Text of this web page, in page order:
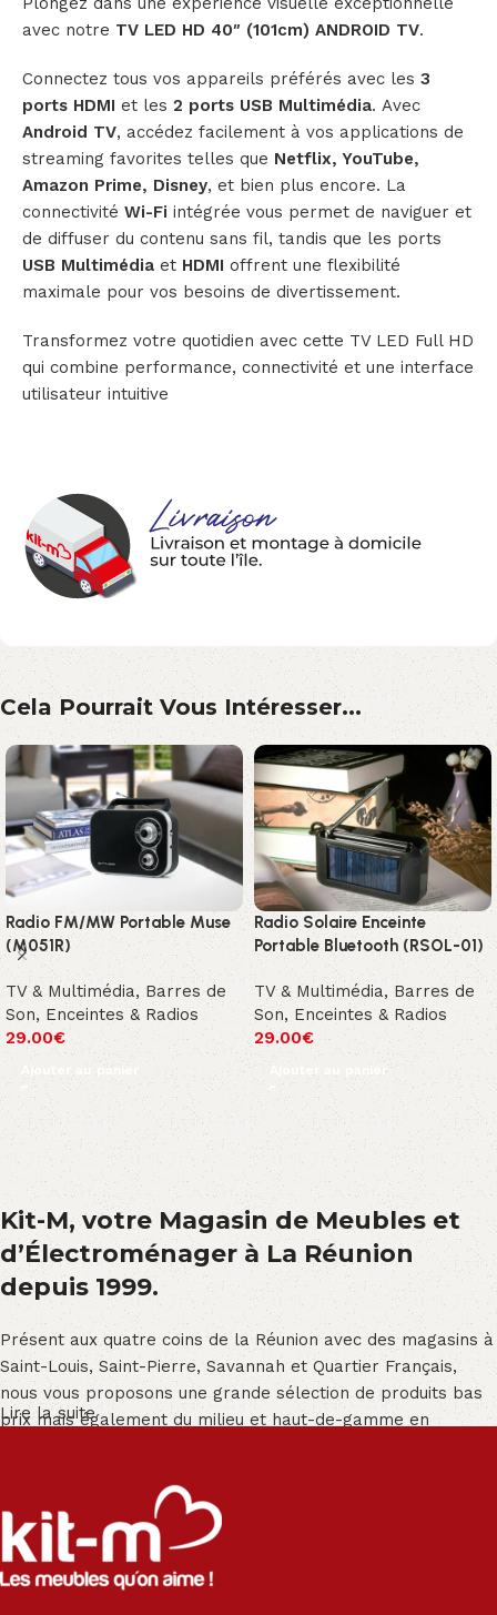
avec notre TV LED HD 40″ (101cm) ANDROID TV.
Connectez tous vos appareils préférés avec les 3
ports HDMI et les 2 ports USB Multimédia. Avec
Android TV, accédez facilement à vos applications de
streaming favorites telles que Netflix, YouTube,
Amazon Prime, Disney, et bien plus encore. La
connectivité Wi-Fi intégrée vous permet de naviguer et
de diffuser du contenu sans fil, tandis que les ports
USB Multimédia et HDMI offrent une flexibilité
maximale pour vos besoins de divertissement.
Transformez votre quotidien avec cette TV LED Full HD
qui combine performance, connectivité et une interface
utilisateur intuitive
Cela Pourrait Vous Intéresser...
Radio FM/MW Portable Muse
(M051R)
TV & Multimédia, Barres de
Son, Enceintes & Radios
29.00€
Ajouter au panier
Radio Solaire Enceinte
Portable Bluetooth (RSOL-01)
TV & Multimédia, Barres de
Son, Enceintes & Radios
29.00€
Ajouter au panier
Kit-M, votre Magasin de Meubles et
d’Électroménager à La Réunion
depuis 1999.
Présent aux quatre coins de la Réunion avec des magasins à
Saint-Louis, Saint-Pierre, Savannah et Quartier Français,
nous vous proposons une grande sélection de produits bas
prix mais également du milieu et haut-de-gamme en
Salon angle - Salon convertible - Salon relax - Canapé -
Canapé lit - Cuisine sur-mesure - Fauteuil - Armoire - Table
et chaise - Meuble de salle de bain - Literie - Lit - Bureau -
Électroménager - Télévision led - Réfrigérateur -
Lire la suite